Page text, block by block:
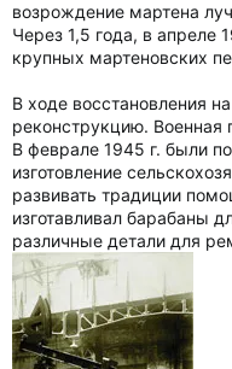
возрождение мартена
Через 1,5 года, в апреле
крупных мартеновских
В ходе восстановления
реконструкцию. Военная
В феврале 1945 г. были
изготовление
развивать традиции
изготавливал барабаны
различные детали для